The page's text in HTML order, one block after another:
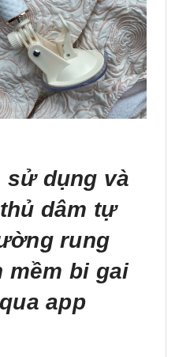
sử dụng và
dâm tự
rung
mềm bi gai
app